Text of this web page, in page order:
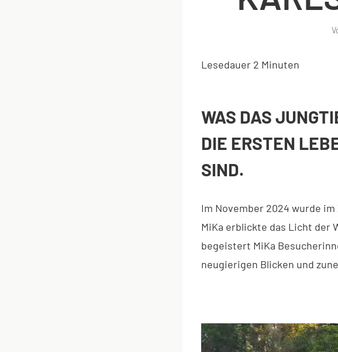
Lesedauer 2 Minuten
WAS DAS
DIE ERSTEN
SIND.
Im November 2024 wurde
MiKa erblickte das Licht der
begeistert MiKa
neugierigen Blicken und